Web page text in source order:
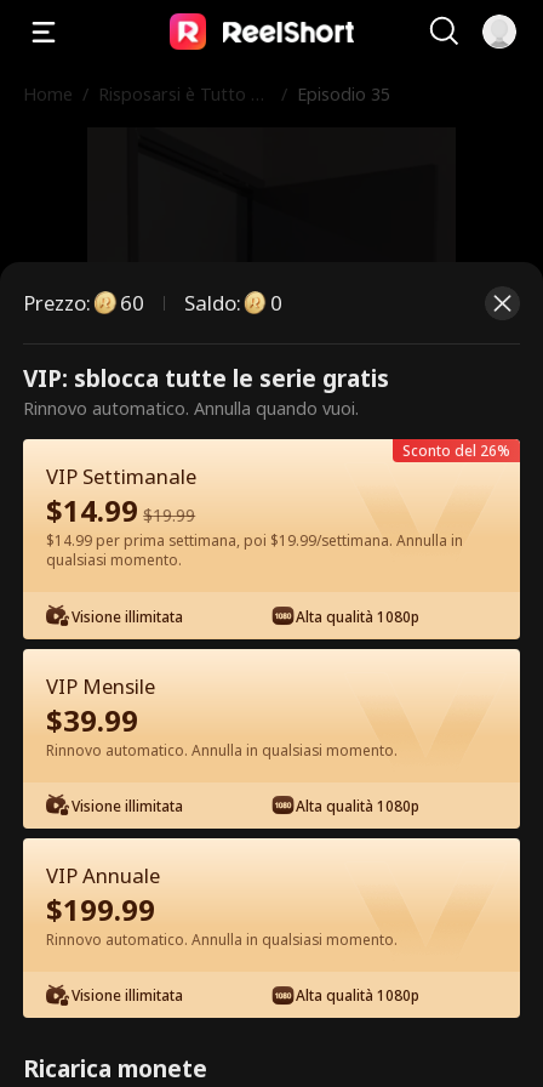
Home / Risposarsi è Tutto Ci
/ Episodio 35
Questi sono episodi a pagamento.
Sblocca per guardare.
60 Sblocca ora
Guarda gratis nell'App
Episodio 35 - Risposarsi è Tutto Ciò
che Vuole Film completo
1-50 51-92 Tutti gli episodi
35 36 37 38 39
Prezzo: 60 Saldo: 0
VIP: sblocca tutte le serie gratis
Rinnovo automatico. Annulla quando vuoi.
VIP Settimanale
$14.99 $19.99
$14.99 per prima settimana, poi $19.99/settimana. Annulla in
qualsiasi momento.
Visione illimitata Alta qualità 1080p
Sconto del 26%
VIP Mensile
$39.99
Rinnovo automatico. Annulla in qualsiasi momento.
Visione illimitata Alta qualità 1080p
VIP Annuale
$199.99
Rinnovo automatico. Annulla in qualsiasi momento.
Visione illimitata Alta qualità 1080p
Ricarica monete